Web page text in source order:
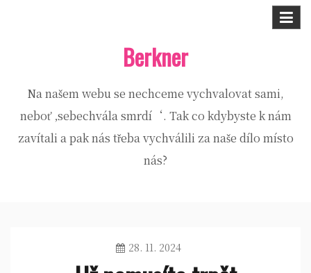
Berkner
Na našem webu se nechceme vychvalovat sami,
neboť ‚sebechvála smrdí‘. Tak co kdybyste k nám
zavítali a pak nás třeba vychválili za naše dílo místo
nás?
28. 11. 2024